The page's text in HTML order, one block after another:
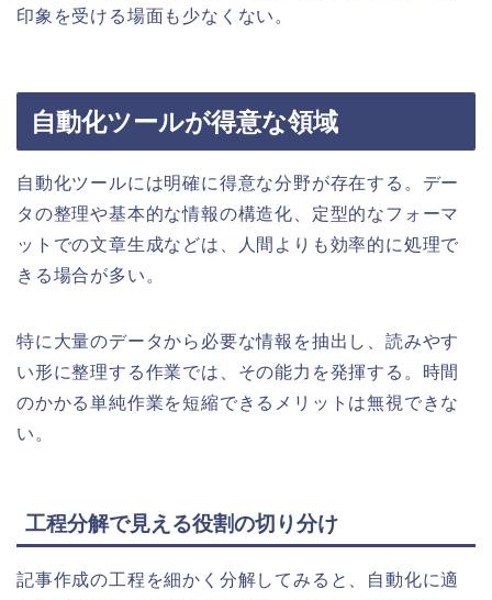
印象を受ける場面も少なくない。
自動化ツールが得意な領域
自動化ツールには明確に得意な分野が存在する。デー
タの整理や基本的な情報の構造化、定型的なフォーマ
ットでの文章生成などは、人間よりも効率的に処理で
きる場合が多い。
特に大量のデータから必要な情報を抽出し、読みやす
い形に整理する作業では、その能力を発揮する。時間
のかかる単純作業を短縮できるメリットは無視できな
い。
工程分解で見える役割の切り分け
記事作成の工程を細かく分解してみると、自動化に適